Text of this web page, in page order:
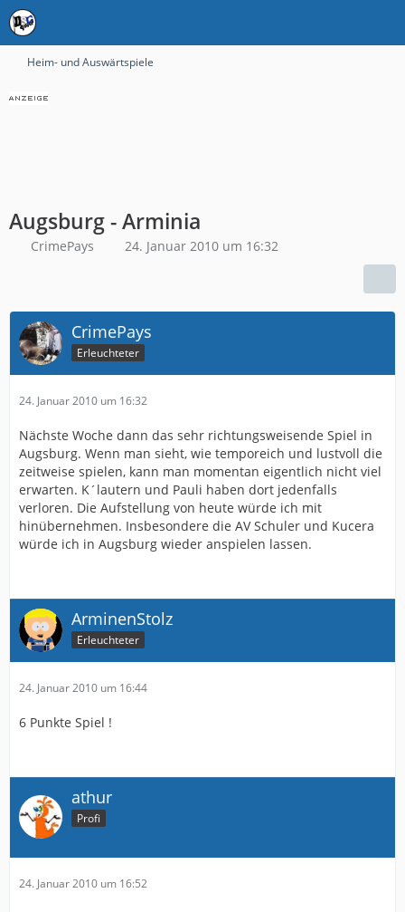
Heim- und Auswärtspiele
Augsburg - Arminia
CrimePays 24. Januar 2010 um 16:32
CrimePays
Erleuchteter
24. Januar 2010 um 16:32
Nächste Woche dann das sehr richtungsweisende Spiel in
Augsburg. Wenn man sieht, wie temporeich und lustvoll die
zeitweise spielen, kann man momentan eigentlich nicht viel
erwarten. K´lautern und Pauli haben dort jedenfalls
verloren. Die Aufstellung von heute würde ich mit
hinübernehmen. Insbesondere die AV Schuler und Kucera
würde ich in Augsburg wieder anspielen lassen.
ArminenStolz
Erleuchteter
24. Januar 2010 um 16:44
6 Punkte Spiel !
athur
Profi
24. Januar 2010 um 16:52